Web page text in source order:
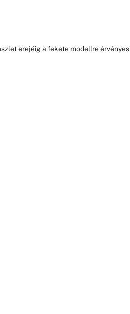
erejéig a fekete modellre